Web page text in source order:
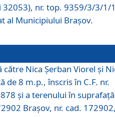
32053), nr. top. 9359/3/3/1/
al Municipiului Brașov.
Nica Șerban Viorel și
de 8 m.p., înscris în C.F. nr.
și a terenului în
Brașov, nr. cad.